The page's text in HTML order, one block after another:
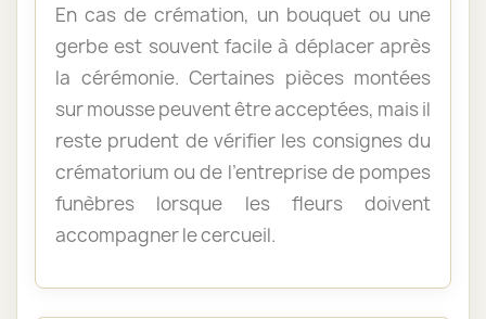
En cas de crémation, un bouquet ou une
gerbe est souvent facile à déplacer après
la cérémonie. Certaines pièces montées
sur mousse peuvent être acceptées, mais il
reste prudent de vérifier les consignes du
crématorium ou de l’entreprise de pompes
funèbres lorsque les fleurs doivent
accompagner le cercueil.